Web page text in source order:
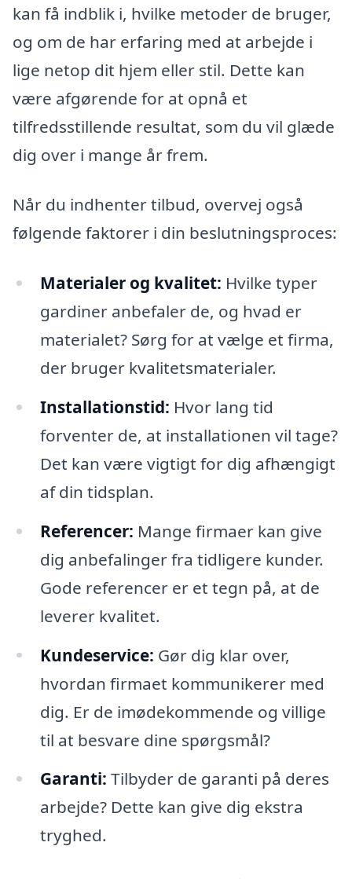
kan få indblik i, hvilke metoder de bruger,
og om de har erfaring med at arbejde i
lige netop dit hjem eller stil. Dette kan
være afgørende for at opnå et
tilfredsstillende resultat, som du vil glæde
dig over i mange år frem.
Når du indhenter tilbud, overvej også
følgende faktorer i din beslutningsproces:
Materialer og kvalitet: Hvilke typer
gardiner anbefaler de, og hvad er
materialet? Sørg for at vælge et firma,
der bruger kvalitetsmaterialer.
Installationstid: Hvor lang tid
forventer de, at installationen vil tage?
Det kan være vigtigt for dig afhængigt
af din tidsplan.
Referencer: Mange firmaer kan give
dig anbefalinger fra tidligere kunder.
Gode referencer er et tegn på, at de
leverer kvalitet.
Kundeservice: Gør dig klar over,
hvordan firmaet kommunikerer med
dig. Er de imødekommende og villige
til at besvare dine spørgsmål?
Garanti: Tilbyder de garanti på deres
arbejde? Dette kan give dig ekstra
tryghed.